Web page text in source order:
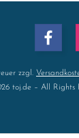
zzgl.
toj.de – All Rights